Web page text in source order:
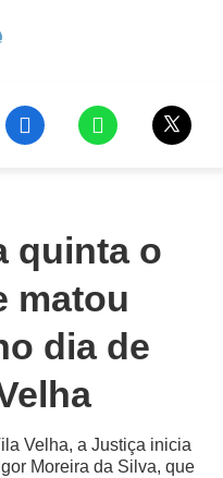
quinta o
matou
dia de
Velha, a Justiça inicia
Moreira da Silva, que